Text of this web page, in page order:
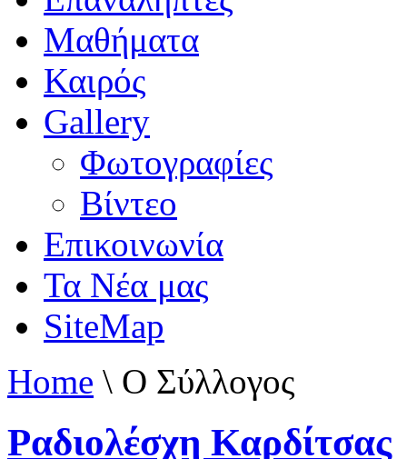
Μαθήματα
Καιρός
Gallery
Φωτογραφίες
Βίντεο
Επικοινωνία
Τα Νέα μας
SiteMap
Home \ Ο Σύλλογος
Ραδιολέσχη Καρδίτσας